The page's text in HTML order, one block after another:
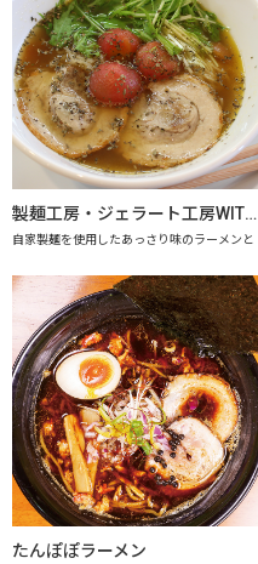
製麺工房・ジェラート工房WITHドリーム
自家製麺を使用したあっさり味のラーメンと
たんぽぽラーメン